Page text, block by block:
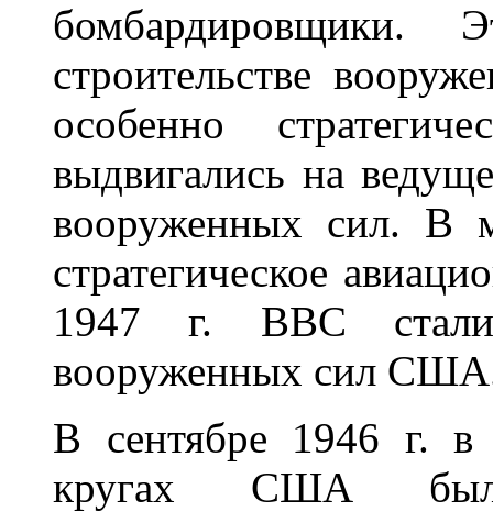
строительстве
особенно
выдвигались на
вооруженных сил. В
стратегическое
1947 г. ВВС стали
вооруженных сил
В сентябре 1946 г. в
кругах США был